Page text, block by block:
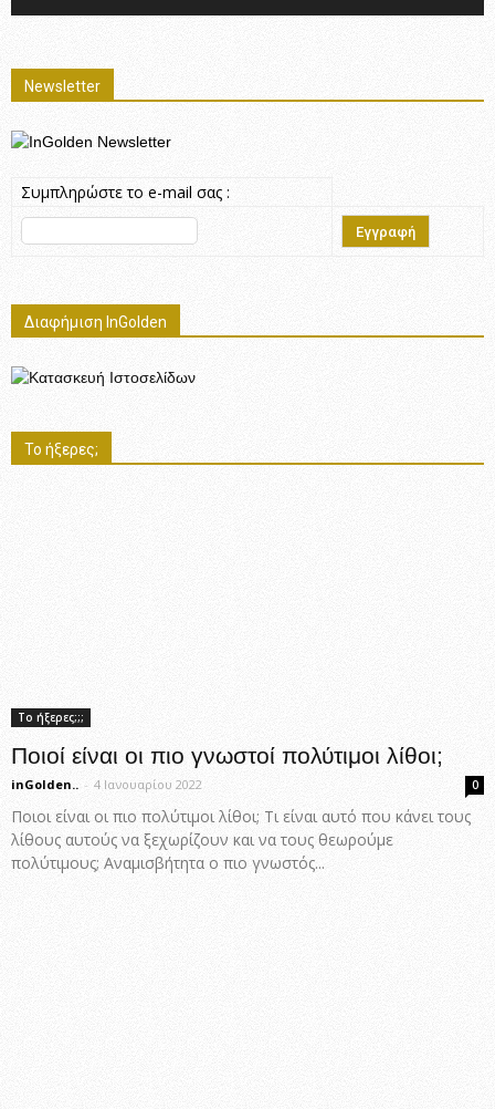
Newsletter
Συμπληρώστε το e-mail σας :
Διαφήμιση InGolden
Το ήξερες;
Το ήξερες;;;
Ποιοί είναι οι πιο γνωστοί πολύτιμοι λίθοι;
inGolden.. - 4 Ιανουαρίου 2022 0
Ποιοι είναι οι πιο πολύτιμοι λίθοι; Τι είναι αυτό που κάνει τους
λίθους αυτούς να ξεχωρίζουν και να τους θεωρούμε
πολύτιμους; Αναμισβήτητα ο πιο γνωστός...